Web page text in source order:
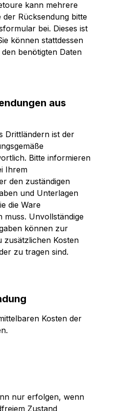
kann mehrere
der Rücksendung bitte
bei. Dieses ist
können stattdessen
benötigten Daten
aus
Drittländern ist der
Bitte informieren
Ihrem
den zuständigen
und Unterlagen
die Ware
muss. Unvollständige
können zur
zusätzlichen Kosten
zu tragen sind.
Kosten der
nur erfolgen, wenn
Zustand